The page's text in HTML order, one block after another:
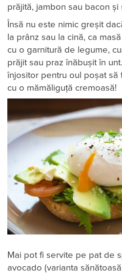
prăjită, jambon sau bacon și
Însă nu este nimic greșit
la prânz sau la cină, ca
cu o garnitură de legume,
prăjit sau praz înăbușit în
înjositor pentru oul poșat să
cu o mămăliguță cremoasă!
Mai pot fi servite pe pat de
avocado (varianta